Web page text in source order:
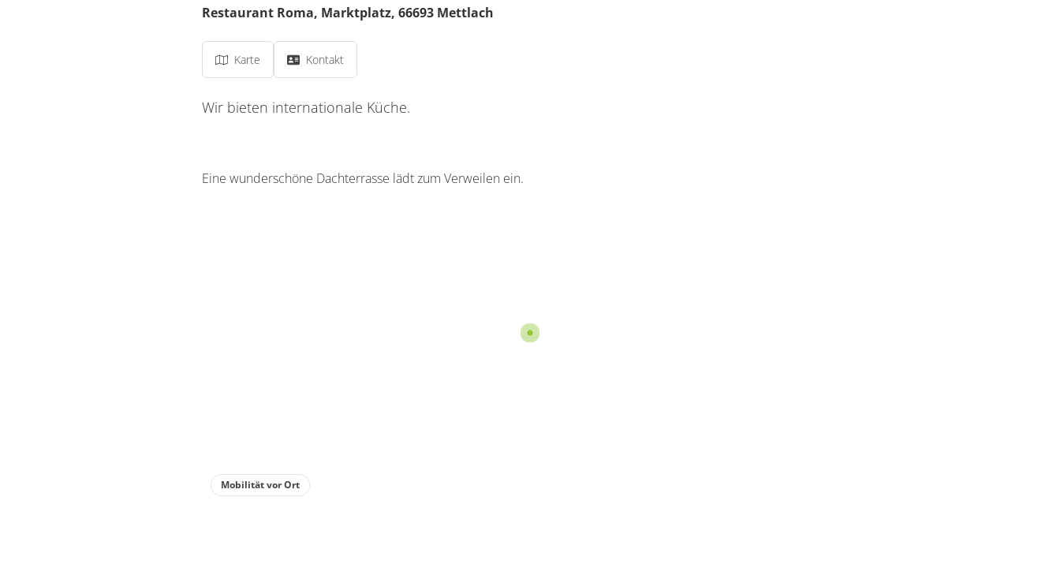
Restaurant Roma, Marktplatz, 66693 Mettlach
Karte Kontakt
Wir bieten internationale Küche.
Eine wunderschöne Dachterrasse lädt zum Verweilen ein.
Mobilität vor Ort